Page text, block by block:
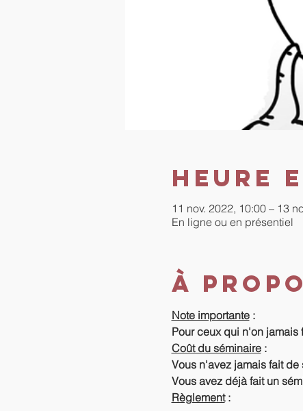
Heure
11 nov. 2022, 10:00 – 13
En ligne ou en présentiel
À
Note importante :
Pour ceux qui n'on jamais
Coût du séminaire :
Vous n'avez jamais fait de
Vous avez déjà fait un
Règlement :